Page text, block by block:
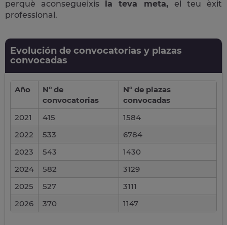
perquè aconsegueixis la teva meta, el teu èxit
professional.
Evolución de convocatorias y plazas
convocadas
Año
Nº de
convocatorias
Nº de plazas
convocadas
2021
415
1584
2022
533
6784
2023
543
1430
2024
582
3129
2025
527
3111
2026
370 1147